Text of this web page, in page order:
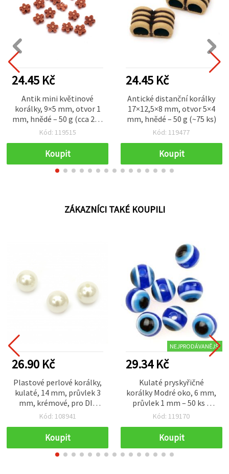
24.45 Kč
Antik mini květinové
korálky, 9×5 mm, otvor 1
mm, hnědé – 50 g (cca 290
ks)
Kód: 119515
Koupit
24.45 Kč
Antické distanční korálky
17×12,5×8 mm, otvor 5×4
mm, hnědé – 50 g (~75 ks)
Kód: 119477
Koupit
ZÁKAZNÍCI TAKÉ KOUPILI
26.90 Kč
Plastové perlové korálky,
kulaté, 14 mm, průvlek 3
mm, krémové, pro DIY
výrobu bižuterie – 50 g
Kód: 108941
Koupit
NEJPRODÁVANĚJŠÍ
29.34 Kč
Kulaté pryskyřičné
korálky Modré oko, 6 mm,
průvlek 1 mm – 50 ks –
ideální na módní náramky,
kreativní DIY šperky
Kód: 119170
Koupit